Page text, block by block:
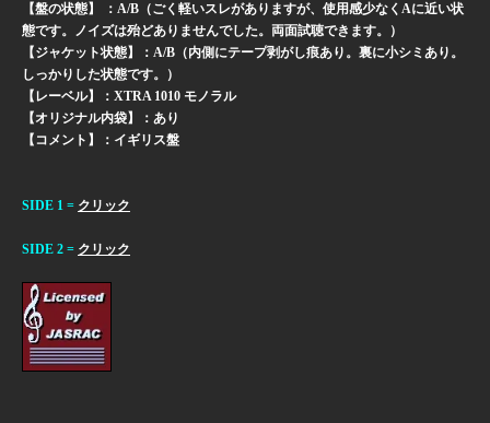
【盤の状態】 ：A/B（ごく軽いスレがありますが、使用感少なくAに近い状
態です。ノイズは殆どありませんでした。両面試聴できます。）
【ジャケット状態】：A/B（内側にテープ剥がし痕あり。裏に小シミあり。
しっかりした状態です。）
【レーベル】：XTRA 1010 モノラル
【オリジナル内袋】：あり
【コメント】：イギリス盤
SIDE 1 = クリック
SIDE 2 = クリック